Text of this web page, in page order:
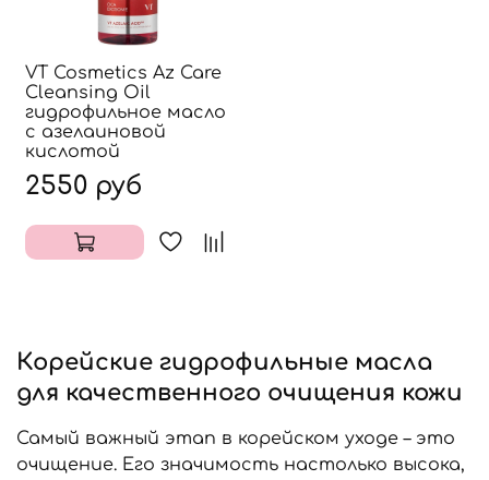
VT Cosmetics Az Care
Cleansing Oil
гидрофильное масло
с азелаиновой
кислотой
2550 руб
Корейские гидрофильные масла
для качественного очищения кожи
Самый важный этап в корейском уходе – это
очищение. Его значимость настолько высока,